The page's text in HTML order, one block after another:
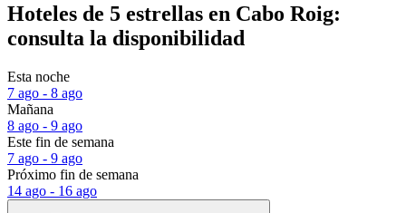
Hoteles de 5 estrellas en Cabo Roig:
consulta la disponibilidad
Esta noche
7 ago - 8 ago
Mañana
8 ago - 9 ago
Este fin de semana
7 ago - 9 ago
Próximo fin de semana
14 ago - 16 ago